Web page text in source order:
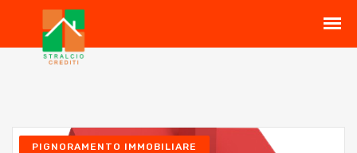
PIGNORAMENTO IMMOBILIARE